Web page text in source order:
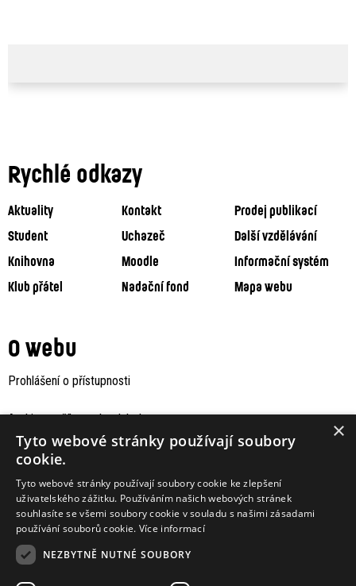
Rychlé odkazy
Aktuality Kontakt
Prodej publikací
Student
Uchazeč
Další vzdělávání
Knihovna
Moodle
Informační systém
Klub přátel
Nadační fond Mapa webu
O webu
Prohlášení o přístupnosti
Archiv staršího webu Jaboku ×
Tyto webové stránky používají soubory
cookie.
Tyto webové stránky používají soubory cookie ke zlepšení
uživatelského zážitku. Používáním našich webových stránek
souhlasíte se všemi soubory cookie v souladu s našimi zásadami
používání souborů cookie. Více informací
NEZBYTNĚ NUTNÉ SOUBORY